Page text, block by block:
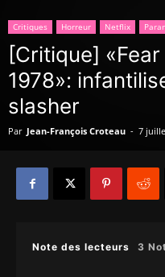
Critiques Horreur Netflix
[Critique]
1978»:
slasher
Par Jean-François Croteau - 7
Note des lecteurs 3